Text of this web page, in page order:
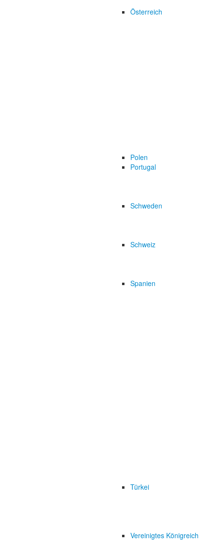
Österreich
Polen
Portugal
Schweden
Schweiz
Spanien
Türkei
Vereinigtes Königreich